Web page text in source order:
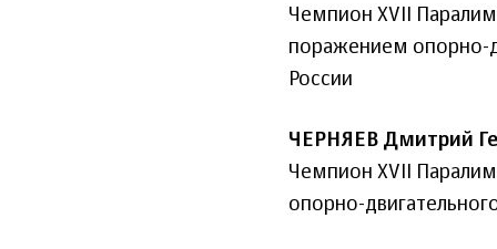
Чемпион XVII
поражением опорно-
России
ЧЕРНЯЕВ Дмитрий
Чемпион XVII
опорно-